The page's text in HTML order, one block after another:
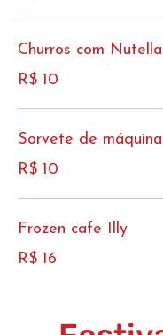
Churros com Nutella
R$ 10
Sorvete de máquina
R$ 10
Frozen cafe Illy
R$ 16